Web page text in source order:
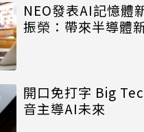
NEO發表AI記憶
振榮：帶來半導體
開口免打字 Big
音主導AI未來